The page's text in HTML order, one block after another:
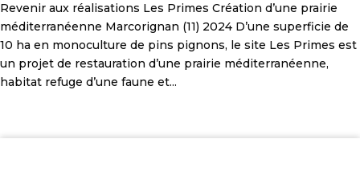
Revenir aux réalisations Les Primes Création d’une prairie
méditerranéenne Marcorignan (11) 2024 D’une superficie de
10 ha en monoculture de pins pignons, le site Les Primes est
un projet de restauration d’une prairie méditerranéenne,
habitat refuge d’une faune et...